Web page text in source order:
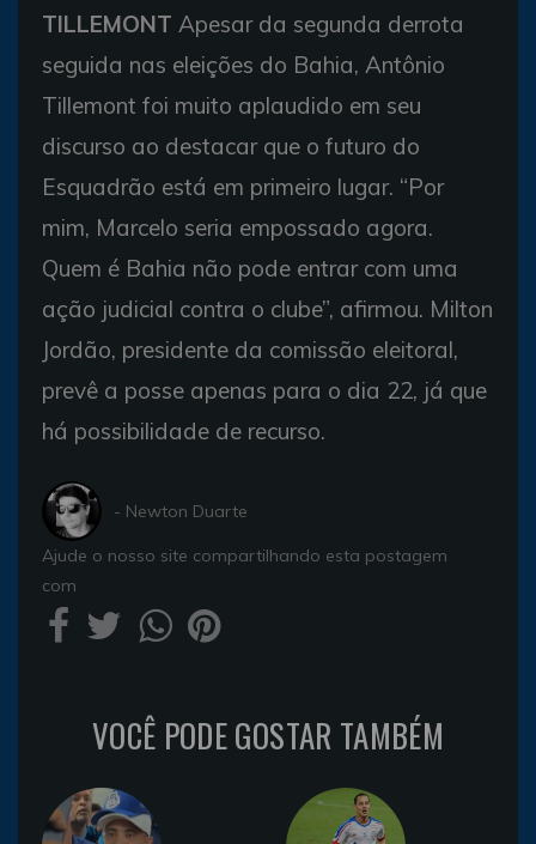
TILLEMONT Apesar da segunda derrota
seguida nas eleições do Bahia, Antônio
Tillemont foi muito aplaudido em seu
discurso ao destacar que o futuro do
Esquadrão está em primeiro lugar. “Por
mim, Marcelo seria empossado agora.
Quem é Bahia não pode entrar com uma
ação judicial contra o clube”, afirmou. Milton
Jordão, presidente da comissão eleitoral,
prevê a posse apenas para o dia 22, já que
há possibilidade de recurso.
- Newton Duarte
Ajude o nosso site compartilhando esta postagem
com
VOCÊ PODE GOSTAR TAMBÉM